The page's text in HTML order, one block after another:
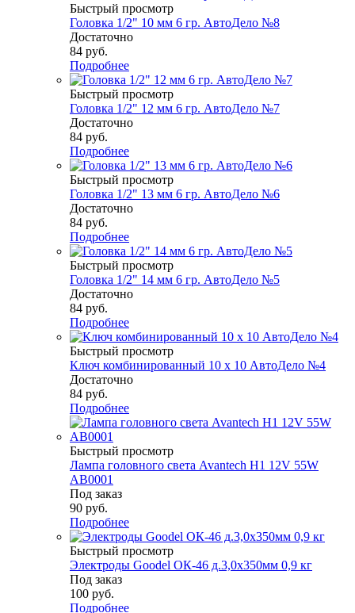
Быстрый просмотр
Головка 1/2" 10 мм 6 гр. АвтоДело №8
Достаточно
84 руб.
Подробнее
Быстрый просмотр
Головка 1/2" 12 мм 6 гр. АвтоДело №7
Достаточно
84 руб.
Подробнее
Быстрый просмотр
Головка 1/2" 13 мм 6 гр. АвтоДело №6
Достаточно
84 руб.
Подробнее
Быстрый просмотр
Головка 1/2" 14 мм 6 гр. АвтоДело №5
Достаточно
84 руб.
Подробнее
Быстрый просмотр
Ключ комбинированный 10 х 10 АвтоДело №4
Достаточно
84 руб.
Подробнее
Быстрый просмотр
Лампа головного света Avantech H1 12V 55W
AB0001
Под заказ
90 руб.
Подробнее
Быстрый просмотр
Электроды Goodel ОК-46 д.3,0х350мм 0,9 кг
Под заказ
100 руб.
Подробнее